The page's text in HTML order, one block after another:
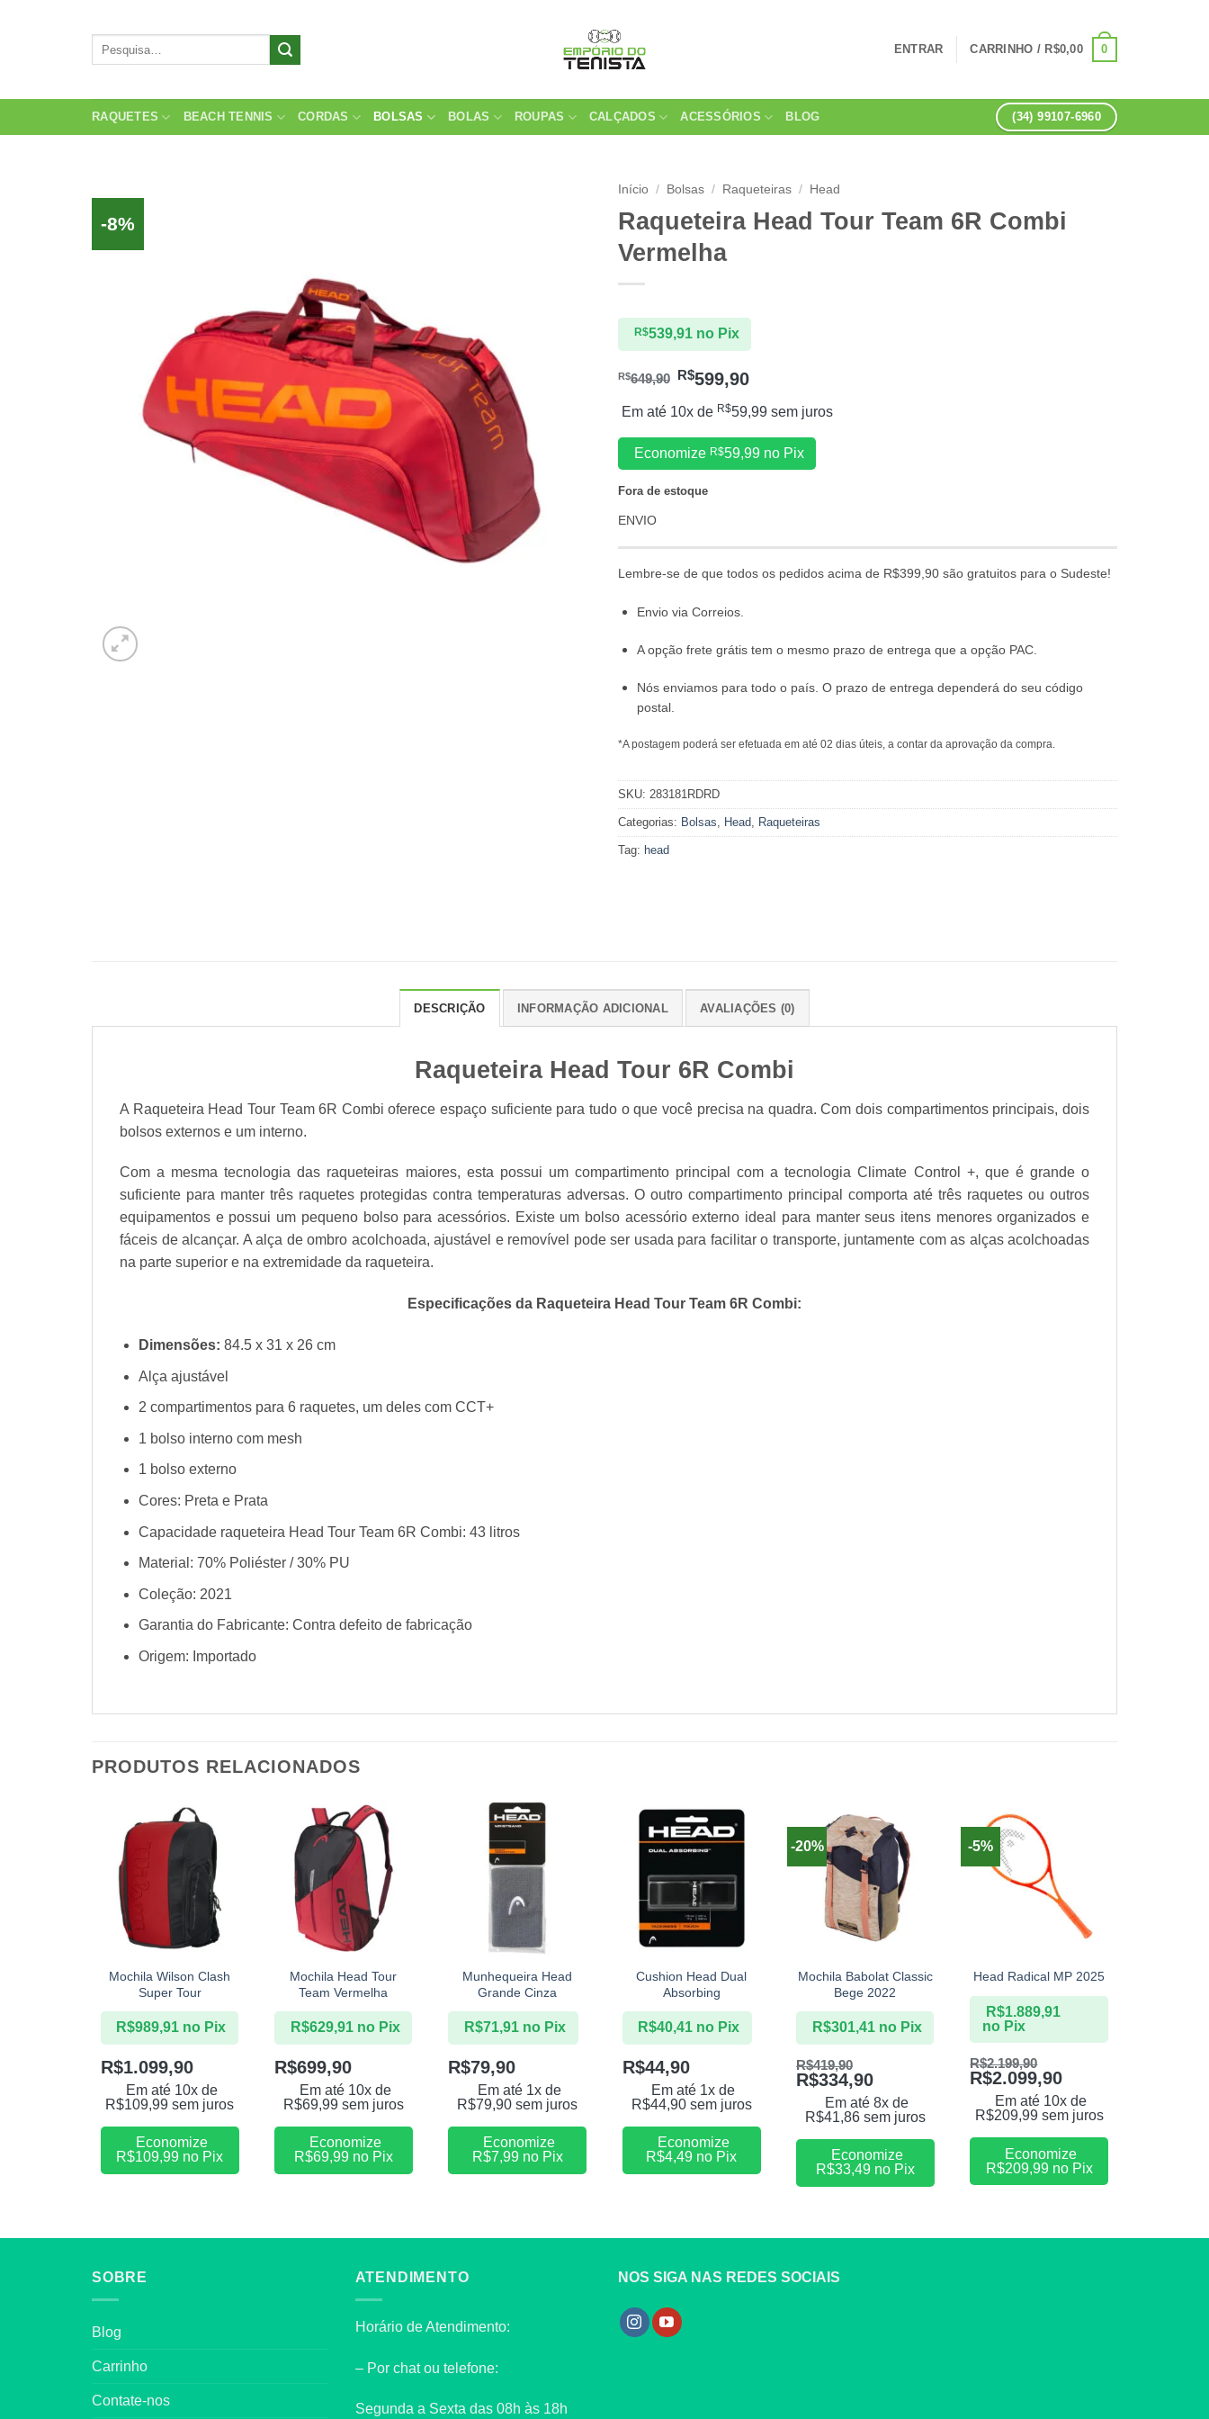
ENTRAR CARRINHO / R$0,00 0
RAQUETES BEACH TENNIS CORDAS BOLSAS BOLAS ROUPAS CALÇADOS ACESSÓRIOS BLOG (34) 99107-6960
-8%
Início / Bolsas / Raqueteiras / Head
Raqueteira Head Tour Team 6R Combi
Vermelha
R$649,90 R$599,90
Em até 10x de R$59,99 sem juros
R$539,91 no Pix
Economize R$59,99no Pix
Fora de estoque
ENVIO
Lembre-se de que todos os pedidos acima de R$399,90 são gratuitos para o Sudeste!
Envio via Correios.
A opção frete grátis tem o mesmo prazo de entrega que a opção PAC.
Nós enviamos para todo o país. O prazo de entrega dependerá do seu código
postal.
*A postagem poderá ser efetuada em até 02 dias úteis, a contar da aprovação da compra.
SKU: 283181RDRD
Categorias: Bolsas, Head, Raqueteiras
Tag: head
DESCRIÇÃO INFORMAÇÃO ADICIONAL AVALIAÇÕES (0)
Raqueteira Head Tour 6R Combi
A Raqueteira Head Tour Team 6R Combi oferece espaço suficiente para tudo o que você precisa na quadra. Com dois compartimentos principais, dois
bolsos externos e um interno.
Com a mesma tecnologia das raqueteiras maiores, esta possui um compartimento principal com a tecnologia Climate Control +, que é grande o
suficiente para manter três raquetes protegidas contra temperaturas adversas. O outro compartimento principal comporta até três raquetes ou outros
equipamentos e possui um pequeno bolso para acessórios. Existe um bolso acessório externo ideal para manter seus itens menores organizados e
fáceis de alcançar. A alça de ombro acolchoada, ajustável e removível pode ser usada para facilitar o transporte, juntamente com as alças acolchoadas
na parte superior e na extremidade da raqueteira.
Especificações da Raqueteira Head Tour Team 6R Combi:
Dimensões: 84.5 x 31 x 26 cm
Alça ajustável
2 compartimentos para 6 raquetes, um deles com CCT+
1 bolso interno com mesh
1 bolso externo
Cores: Preta e Prata
Capacidade raqueteira Head Tour Team 6R Combi: 43 litros
Material: 70% Poliéster / 30% PU
Coleção: 2021
Garantia do Fabricante: Contra defeito de fabricação
Origem: Importado
PRODUTOS RELACIONADOS
Mochila Wilson Clash
Super Tour
R$1.099,90
Em até 10x de
R$109,99 sem juros
R$989,91 no Pix
Economize
R$109,99 no Pix
Mochila Head Tour
Team Vermelha
R$699,90
Em até 10x de
R$69,99sem juros
R$629,91 no Pix
Economize
R$69,99no Pix
Munhequeira Head
Grande Cinza
R$79,90
Em até 1x de
R$79,90 sem juros
R$71,91 no Pix
Economize
R$7,99no Pix
+
Cushion Head Dual
Absorbing
R$44,90
Em até 1x de
R$44,90sem juros
R$40,41 no Pix
Economize
R$4,49 no Pix
-20%
Mochila Babolat Classic
Bege 2022
R$419,90
R$334,90
Em até 8x de
R$41,86sem juros
R$301,41 no Pix
Economize
R$33,49no Pix
-5%
Head Radical MP 2025
R$2.199,90
R$2.099,90
Em até 10x de
R$209,99sem juros
R$1.889,91
no Pix
Economize
R$209,99no Pix
SOBRE
Blog
Carrinho
Contate-nos
ATENDIMENTO
Horário de Atendimento:
– Por chat ou telefone:
Segunda a Sexta das 08h às 18h
NOS SIGA NAS REDES SOCIAIS